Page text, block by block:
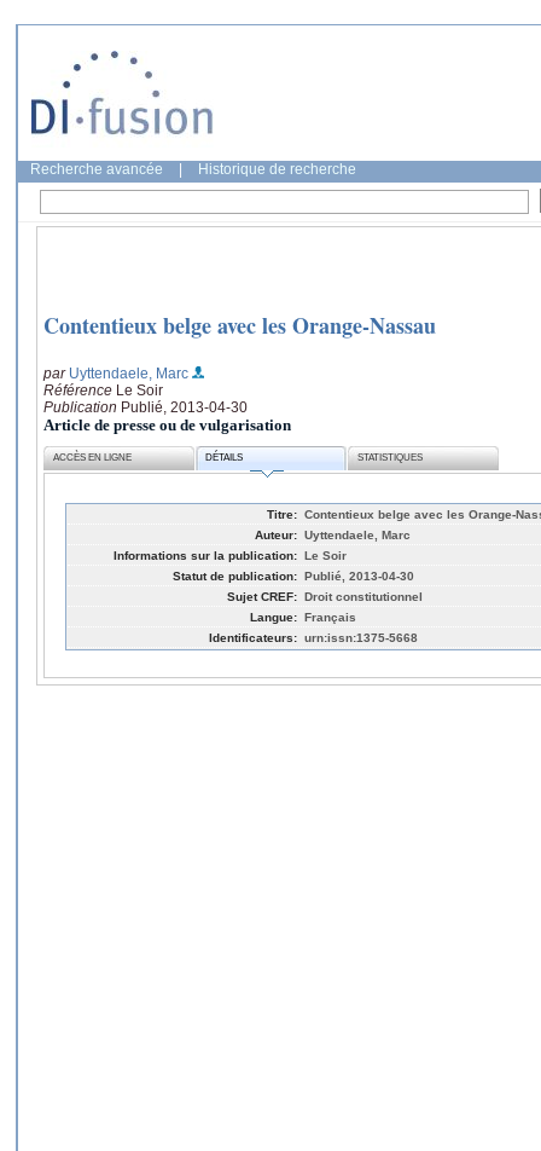
Recherche avancée Historique de recherche
Contentieux belge avec les Orange-Nassau
par Uyttendaele, Marc
Référence Le Soir
Publication Publié, 2013-04-30
Article de presse ou de vulgarisation
ACCÈS EN LIGNE DÉTAILS STATISTIQUES
Titre: Contentieux belge avec les Orange-
Auteur: Uyttendaele, Marc
Informations sur la publication: Le Soir
Statut de publication: Publié, 2013-04-30
Sujet CREF: Droit constitutionnel
Langue: Français
Identificateurs: urn:issn:1375-5668